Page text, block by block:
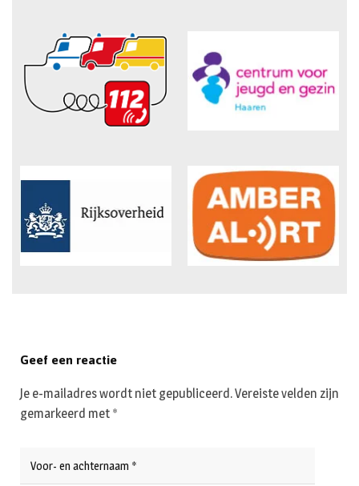
Geef een reactie
Je e-mailadres wordt niet gepubliceerd.Vereiste velden zijn
gemarkeerd met *